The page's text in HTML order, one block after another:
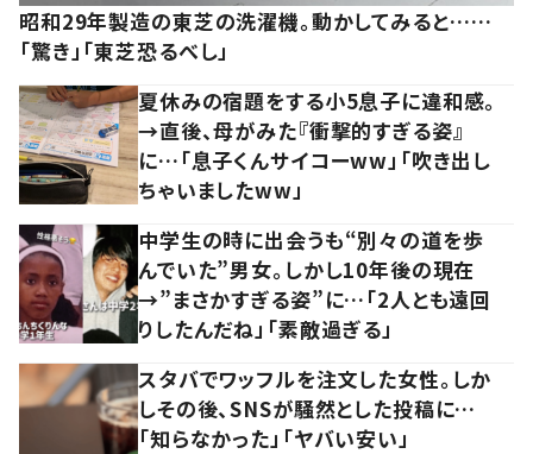
昭和29年製造の東芝の洗濯機。動かしてみると……
「驚き」「東芝恐るべし」
夏休みの宿題をする小5息子に違和感。
→直後、母がみた『衝撃的すぎる姿』
に…「息子くんサイコーww」「吹き出し
ちゃいましたww」
中学生の時に出会うも“別々の道を歩
んでいた”男女。しかし10年後の現在
→”まさかすぎる姿”に…「2人とも遠回
りしたんだね」「素敵過ぎる」
スタバでワッフルを注文した女性。しか
しその後、SNSが騒然とした投稿に…
「知らなかった」「ヤバい安い」